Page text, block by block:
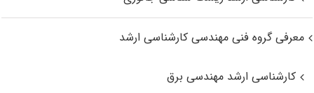
معرفی گروه فنی مهندسی کارشناسی ارشد
کارشناسی ارشد مهندسی برق